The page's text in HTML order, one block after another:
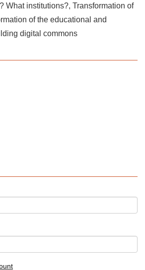
What institutions?, Transformation of
of the educational and
digital commons